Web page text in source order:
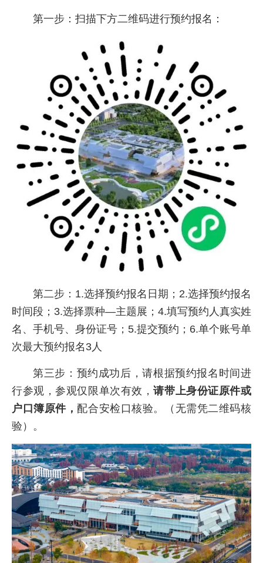
第一步：扫描下方二维码进行预约报名：
第二步：1.选择预约报名日期；2.选择预约报名
时间段；3.选择票种—主题展；4.填写预约人真实姓
名、手机号、身份证号；5.提交预约；6.单个账号单
次最大预约报名3人
第三步：预约成功后，请根据预约报名时间进
行参观，参观仅限单次有效，请带上身份证原件或
户口簿原件，配合安检口核验。（无需凭二维码核
验）。